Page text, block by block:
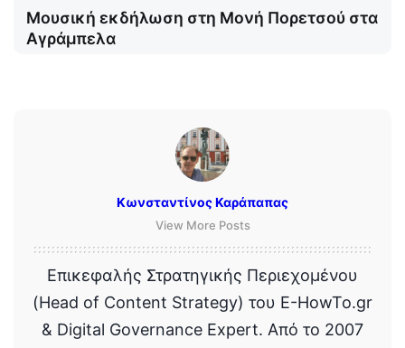
Μουσική εκδήλωση στη Μονή Πορετσού στα
Αγράμπελα
Κωνσταντίνος Καράπαπας
View More Posts
Επικεφαλής Στρατηγικής Περιεχομένου
(Head of Content Strategy) του E-HowTo.gr
& Digital Governance Expert. Από το 2007